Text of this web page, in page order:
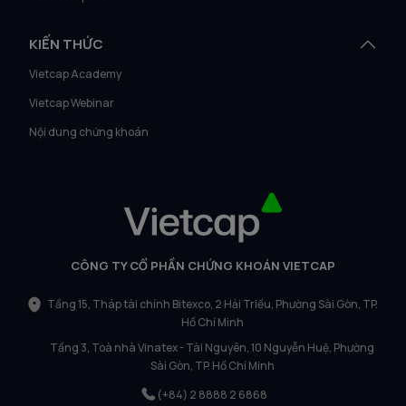
KIẾN THỨC
Vietcap Academy
Vietcap Webinar
Nội dung chứng khoán
CÔNG TY CỔ PHẦN CHỨNG KHOÁN VIETCAP
Tầng 15, Tháp tài chính Bitexco, 2 Hải Triều, Phường Sài Gòn, TP.
Hồ Chí Minh
Tầng 3, Toà nhà Vinatex - Tài Nguyên, 10 Nguyễn Huệ, Phường
Sài Gòn, TP. Hồ Chí Minh
(+84) 2 8888 2 6868